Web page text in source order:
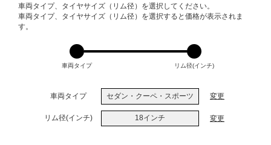
VARIATIONS
車両タイプ、タイヤサイズ（リム径）を選択してください。
車両タイプ、タイヤサイズ（リム径）を選択すると価格が表示されま
す。
車両タイプ リム径(インチ)
車両タイプ セダン・クーペ・スポーツ 変更
リム径(インチ) 18インチ 変更